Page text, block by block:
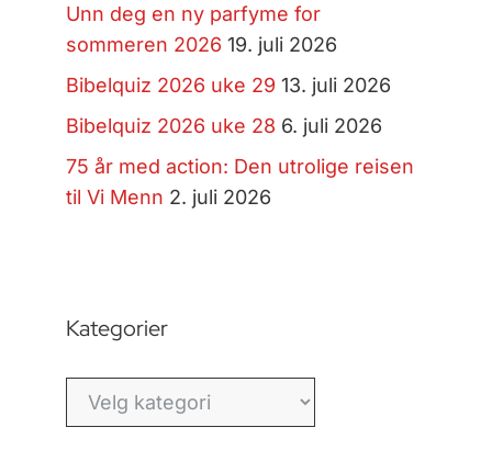
Unn deg en ny parfyme for
sommeren 2026 19. juli 2026
Bibelquiz 2026 uke 29 13. juli 2026
Bibelquiz 2026 uke 28 6. juli 2026
75 år med action: Den utrolige reisen
til Vi Menn 2. juli 2026
Kategorier
Kategorier